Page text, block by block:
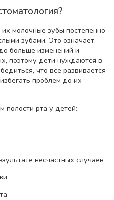
молочные зубы постепенно
зубами. Это означает,
больше изменений и
поэтому дети нуждаются в
что все развивается
проблем до их
рта у детей:
несчастных случаев